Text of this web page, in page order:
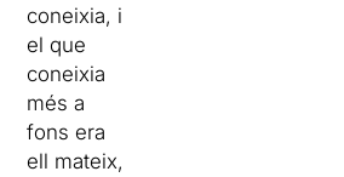
coneixia, i
el que
coneixia
més a
fons era
ell mateix,